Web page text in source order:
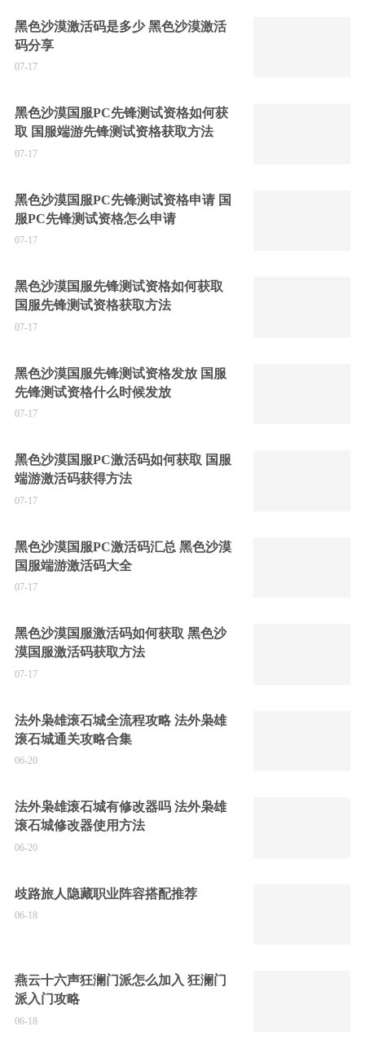
黑色沙漠激活码是多少 黑色沙漠激活
码分享
07-17
黑色沙漠国服PC先锋测试资格如何获
取 国服端游先锋测试资格获取方法
07-17
黑色沙漠国服PC先锋测试资格申请 国
服PC先锋测试资格怎么申请
07-17
黑色沙漠国服先锋测试资格如何获取
国服先锋测试资格获取方法
07-17
黑色沙漠国服先锋测试资格发放 国服
先锋测试资格什么时候发放
07-17
黑色沙漠国服PC激活码如何获取 国服
端游激活码获得方法
07-17
黑色沙漠国服PC激活码汇总 黑色沙漠
国服端游激活码大全
07-17
黑色沙漠国服激活码如何获取 黑色沙
漠国服激活码获取方法
07-17
法外枭雄滚石城全流程攻略 法外枭雄
滚石城通关攻略合集
06-20
法外枭雄滚石城有修改器吗 法外枭雄
滚石城修改器使用方法
06-20
歧路旅人隐藏职业阵容搭配推荐
06-18
燕云十六声狂澜门派怎么加入 狂澜门
派入门攻略
06-18